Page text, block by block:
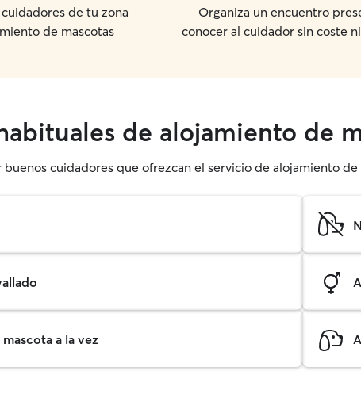
de tu zona
de mascotas
Organiza un encuentro
conocer al cuidador sin coste
de alojamiento de
buenos cuidadores que ofrezcan el servicio de alojamiento de
a la vez